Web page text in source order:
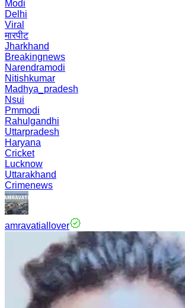
Modi
Delhi
Viral
मारपीट
Jharkhand
Breakingnews
Narendramodi
Nitishkumar
Madhya_pradesh
Nsui
Pmmodi
Rahulgandhi
Uttarpradesh
Haryana
Cricket
Lucknow
Uttarakhand
Crimenews
amravatiallover